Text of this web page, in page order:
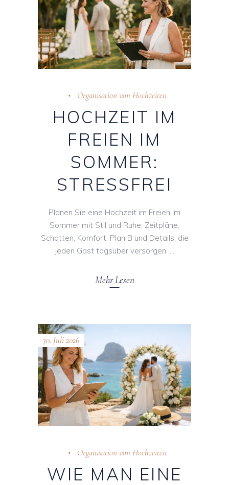
Organisation von Hochzeiten
HOCHZEIT IM
FREIEN IM
SOMMER:
STRESSFREI
Planen Sie eine Hochzeit im Freien im
Sommer mit Stil und Ruhe: Zeitpläne,
Schatten, Komfort, Plan B und Details, die
jeden Gast tagsüber versorgen.
Mehr Lesen
30. Juli 2026
Organisation von Hochzeiten
WIE MAN EINE